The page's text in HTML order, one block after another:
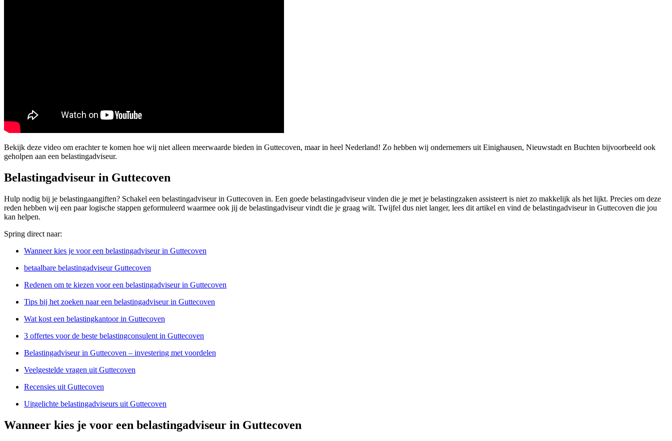
Bekijk deze video om erachter te komen hoe wij niet alleen meerwaarde bieden in Guttecoven, maar in heel Nederland! Zo hebben wij ondernemers uit Einighausen, Nieuwstadt en Buchten bijvoorbeeld ook
geholpen aan een belastingadviseur.
Belastingadviseur in Guttecoven
Hulp nodig bij je belastingaangiften? Schakel een belastingadviseur in Guttecoven in. Een goede belastingadviseur vinden die je met je belastingzaken assisteert is niet zo makkelijk als het lijkt. Precies om deze
reden hebben wij een paar logische stappen geformuleerd waarmee ook jij de belastingadviseur vindt die je graag wilt. Twijfel dus niet langer, lees dit artikel en vind de belastingadviseur in Guttecoven die jou
kan helpen.
Spring direct naar:
Wanneer kies je voor een belastingadviseur in Guttecoven
betaalbare belastingadviseur Guttecoven
Redenen om te kiezen voor een belastingadviseur in Guttecoven
Tips bij het zoeken naar een belastingadviseur in Guttecoven
Wat kost een belastingkantoor in Guttecoven
3 offertes voor de beste belastingconsulent in Guttecoven
Belastingadviseur in Guttecoven – investering met voordelen
Veelgestelde vragen uit Guttecoven
Recensies uit Guttecoven
Uitgelichte belastingadviseurs uit Guttecoven
Wanneer kies je voor een belastingadviseur in Guttecoven